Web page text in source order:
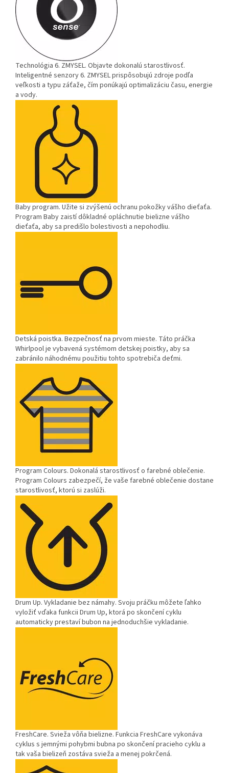
Technológia 6. ZMYSEL. Objavte dokonalú starostlivosť.
Inteligentné senzory 6. ZMYSEL prispôsobujú zdroje podľa
veľkosti a typu záťaže, čím ponúkajú optimalizáciu času, energie
a vody.
Baby program. Užite si zvýšenú ochranu pokožky vášho dieťaťa.
Program Baby zaistí dôkladné opláchnutie bielizne vášho
dieťaťa, aby sa predišlo bolestivosti a nepohodliu.
Detská poistka. Bezpečnosť na prvom mieste. Táto práčka
Whirlpool je vybavená systémom detskej poistky, aby sa
zabránilo náhodnému použitiu tohto spotrebiča deťmi.
Program Colours. Dokonalá starostlivosť o farebné oblečenie.
Program Colours zabezpečí, že vaše farebné oblečenie dostane
starostlivosť, ktorú si zaslúži.
Drum Up. Vykladanie bez námahy. Svoju práčku môžete ľahko
vyložiť vďaka funkcii Drum Up, ktorá po skončení cyklu
automaticky prestaví bubon na jednoduchšie vykladanie.
FreshCare. Svieža vôňa bielizne. Funkcia FreshCare vykonáva
cyklus s jemnými pohybmi bubna po skončení pracieho cyklu a
tak vaša bielizeň zostáva svieža a menej pokrčená.